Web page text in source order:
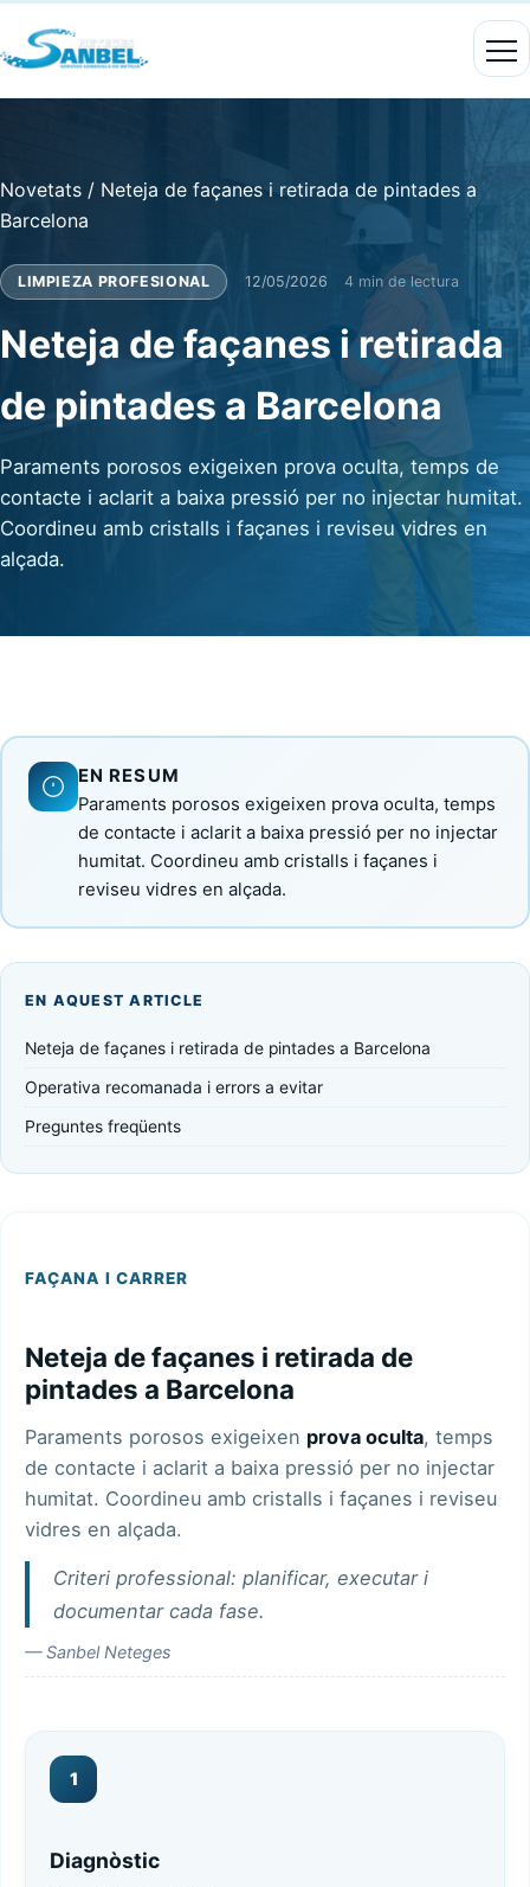
Novetats / Neteja de façanes i retirada de pintades a
Barcelona
LIMPIEZA PROFESIONAL 12/05/2026 4 min de lectura
Neteja de façanes i retirada
de pintades a Barcelona
Paraments porosos exigeixen prova oculta, temps de
contacte i aclarit a baixa pressió per no injectar humitat.
Coordineu amb cristalls i façanes i reviseu vidres en
alçada.
EN RESUM
Paraments porosos exigeixen prova oculta, temps
de contacte i aclarit a baixa pressió per no injectar
humitat. Coordineu amb cristalls i façanes i
reviseu vidres en alçada.
EN AQUEST ARTICLE
Neteja de façanes i retirada de pintades a Barcelona
Operativa recomanada i errors a evitar
Preguntes freqüents
FAÇANA I CARRER
Neteja de façanes i retirada de
pintades a Barcelona
Paraments porosos exigeixen prova oculta, temps
de contacte i aclarit a baixa pressió per no injectar
humitat. Coordineu amb cristalls i façanes i reviseu
vidres en alçada.
Criteri professional: planificar, executar i
documentar cada fase.
— Sanbel Neteges
1
Diagnòstic